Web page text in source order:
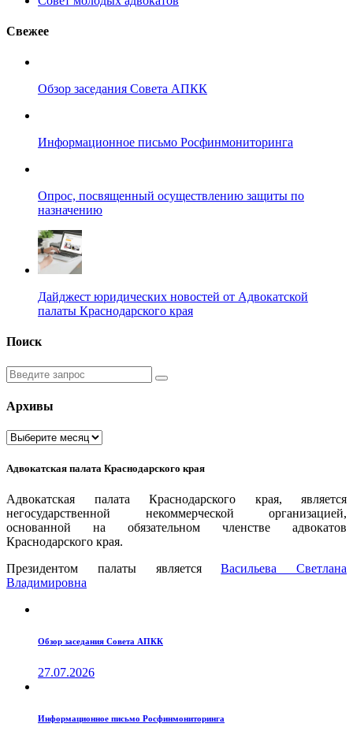
Свежее
Обзор заседания Совета АПКК
Информационное письмо Росфинмониторинга
Опрос, посвященный осуществлению защиты по
назначению
Дайджест юридических новостей от Адвокатской
палаты Краснодарского края
Поиск
Введите
запрос
Архивы
Архивы
Адвокатская палата Краснодарского края
Адвокатская палата Краснодарского края, является
негосударственной некоммерческой организацией,
основанной на обязательном членстве адвокатов
Краснодарского края.
Президентом палаты являетсяВаcильева Светлана
Владимировна
Обзор заседания Совета АПКК
27.07.2026
Информационное письмо Росфинмониторинга